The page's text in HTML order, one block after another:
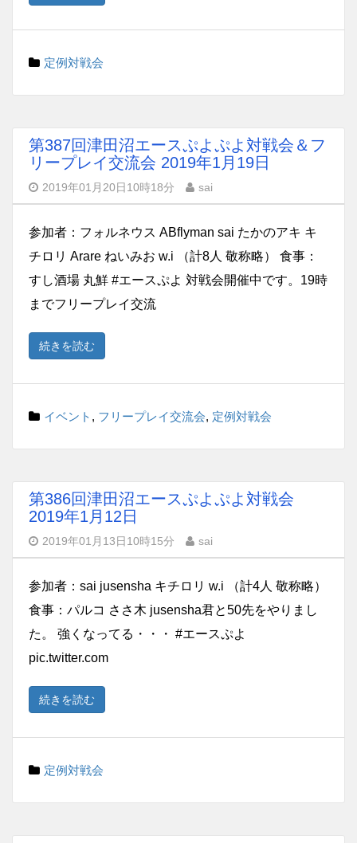
定例対戦会
第387回津田沼エースぷよぷよ対戦会＆フ
リープレイ交流会 2019年1月19日
2019年01月20日10時18分 sai
参加者：フォルネウス ABflyman sai たかのアキ キ
チロリ Arare ねいみお w.i （計8人 敬称略） 食事：
すし酒場 丸鮮 #エースぷよ 対戦会開催中です。19時
までフリープレイ交流
続きを読む
イベント , フリープレイ交流会, 定例対戦会
第386回津田沼エースぷよぷよ対戦会
2019年1月12日
2019年01月13日10時15分 sai
参加者：sai jusensha キチロリ w.i （計4人 敬称略）
食事：パルコ ささ木 jusensha君と50先をやりまし
た。 強くなってる・・・ #エースぷよ
pic.twitter.com
続きを読む
定例対戦会